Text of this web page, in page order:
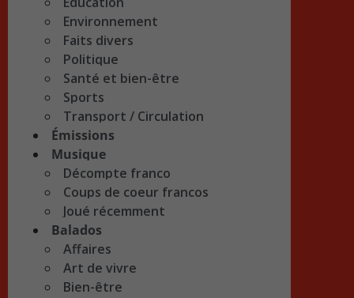
Environnement
Faits divers
Politique
Santé et bien-être
Sports
Transport / Circulation
Émissions
Musique
Décompte franco
Coups de coeur francos
Joué récemment
Balados
Affaires
Art de vivre
Bien-être